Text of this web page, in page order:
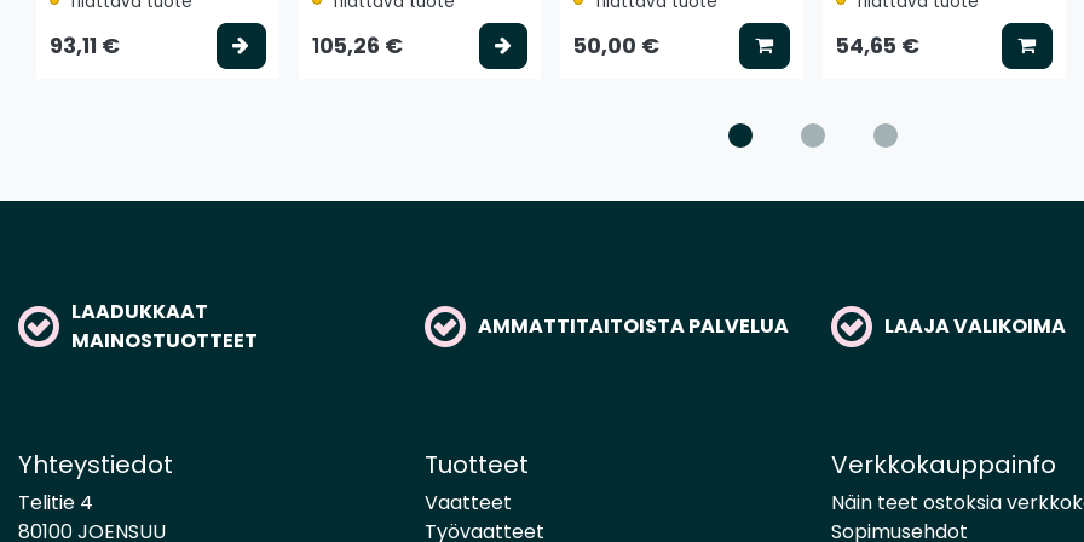
93,11 € Valitse vaihtoehto
105,26 € Valitse vaihtoehto
50,00 € Lisää koriin
54,65 €
LAADUKKAAT
MAINOSTUOTTEET
AMMATTITAITOISTA PALVELUA LAAJA VALIKOIMA
Yhteystiedot
Telitie 4
80100 JOENSUU
Tuotteet
Vaatteet
Työvaatteet
Verkkokauppainfo
Näin teet ostoksia
Sopimusehdot